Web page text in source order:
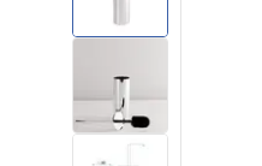
Zuhanylefolyók